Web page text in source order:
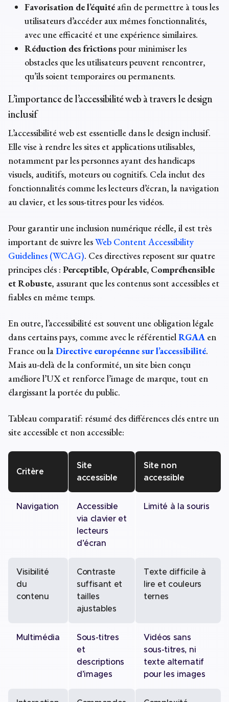
Favorisation de l’équité afin de permettre à tous les
utilisateurs d’accéder aux mêmes fonctionnalités,
avec une efficacité et une expérience similaires.
Réduction des frictions pour minimiser les
obstacles que les utilisateurs peuvent rencontrer,
qu’ils soient temporaires ou permanents.
L’importance de l’accessibilité webà travers le design
inclusif
L’accessibilité web est essentielle dans le design inclusif.
Elle vise à rendre les sites et applications utilisables,
notamment par les personnes ayant des handicaps
visuels, auditifs, moteurs ou cognitifs. Cela inclut des
fonctionnalités comme les lecteurs d’écran, la navigation
au clavier, et les sous-titres pour les vidéos.
Pour garantir uneinclusion numérique réelle, il est très
important de suivre lesWeb Content Accessibility
Guidelines (WCAG). Ces directives reposent sur quatre
principes clés : Perceptible, Opérable, Compréhensible
et Robuste, assurant que les contenus sont accessibles et
fiables en même temps.
En outre, l’accessibilité est souvent une obligation légale
dans certains pays, comme avec le référentielRGAA en
France ou laDirective européenne sur l’accessibilité.
Mais au-delà de la conformité, un site bien conçu
améliore l’UX et renforce l’image de marque, tout en
élargissant la portée du public.
Tableau comparatif: résumé des différences clés entre un
site accessible et non accessible:
Critère
Site
accessible
Site non
accessible
Navigation
Accessible
via clavier et
lecteurs
d’écran
Limité à la souris
Visibilité
du
contenu
Contraste
suffisant et
tailles
ajustables
Texte difficile à
lire et couleurs
ternes
Multimédia
Sous-titres
et
descriptions
d’images
Vidéos sans
sous-titres, ni
texte alternatif
pour les images